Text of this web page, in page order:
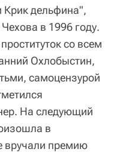
Крик дельфина",
в 1996 году.
со всем
Охлобыстин,
самоцензурой
На следующий
в
вручали премию